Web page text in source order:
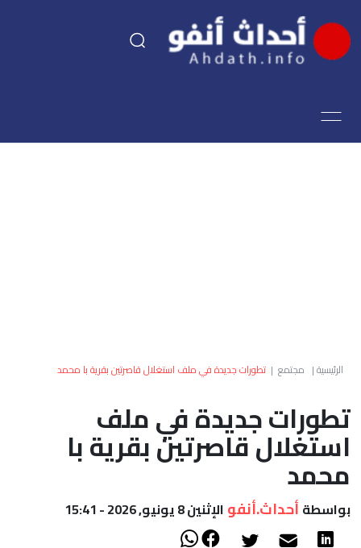
اقتصاد
العالم
أعمدة
الصحراء
الرئيسية| مجتمع | تطورات جديدة في ملف استغلال قاصرتين بقرية با محمد
تطورات جديدة في ملف
استغلال قاصرتين بقرية با
محمد
بواسطة أحداث.أنفو الإثنين 8 يونيو, 2026 - 15:41